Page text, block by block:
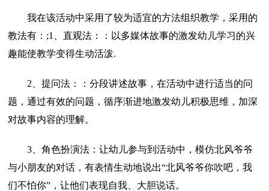
我在该活动中采用了较为适宜的方法组织教学，采用的
教法有：;1、直观法：：以多媒体故事的激发幼儿学习的兴
趣能使教学变得生动活泼.
2、提问法：：分段讲述故事，在活动中进行适当的问
题，通过有效的问题，循序渐进地激发幼儿积极思维，加深
对故事内容的理解。
3、角色扮演法：让幼儿参与到活动中，模仿北风爷爷
与小朋友的对话，有表情生动地说出“北风爷爷你吹吧，我
们不怕你”，让他们表现自我、大胆说话。